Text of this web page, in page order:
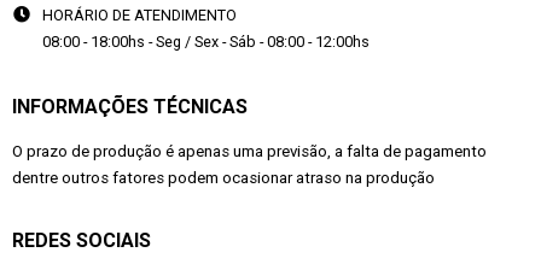
HORÁRIO DE ATENDIMENTO
08:00 - 18:00hs - Seg / Sex - Sáb - 08:00 - 12:00hs
INFORMAÇÕES TÉCNICAS
O prazo de produção é apenas uma previsão, a falta de pagamento
dentre outros fatores podem ocasionar atraso na produção
REDES SOCIAIS